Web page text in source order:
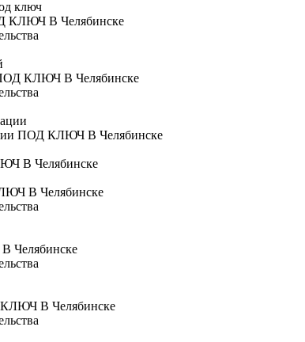
КЛЮЧ В Челябинске
КЛЮЧ В Челябинске
ПОД КЛЮЧ В Челябинске
В Челябинске
В Челябинске
В Челябинске